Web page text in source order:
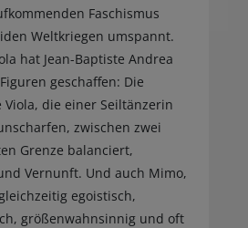
Faschismus
Weltkriegen umspannt.
hat Jean-Baptiste Andrea
geschaffen: Die
die einer Seiltänzerin
zwischen zwei
Grenze balanciert,
Vernunft. Und auch Mimo,
egoistisch,
größenwahnsinnig und oft